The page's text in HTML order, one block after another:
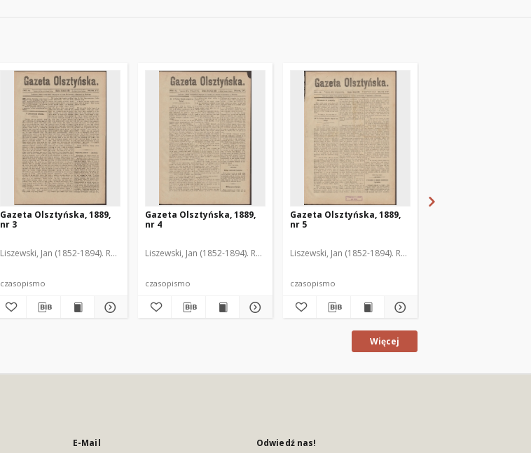
Gazeta Olsztyńska, 1889,
nr 3
Liszewski, Jan (1852-1894). Red.
czasopismo
Gazeta Olsztyńska, 1889,
nr 4
Liszewski, Jan (1852-1894). Red.
czasopismo
Gazeta Olsztyńska, 1889,
nr 5
Liszewski, Jan (1852-1894). Red.
czasopismo
Więcej
E-Mail Odwiedź nas!